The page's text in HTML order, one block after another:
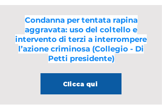
Condanna per tentata rapina
aggravata: uso del coltello e
intervento di terzi a interrompere
l’azione criminosa (Collegio - Di
Petti presidente)
Clicca qui